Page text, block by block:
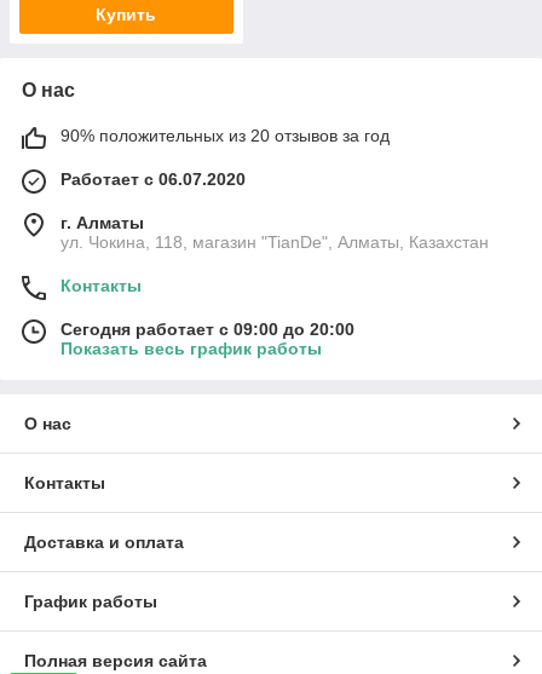
Купить
О нас
90% положительных из 20 отзывов за год
Работает с 06.07.2020
г. Алматы
ул. Чокина, 118, магазин "TianDe", Алматы, Казахстан
Контакты
Сегодня работает с 09:00 до 20:00
Показать весь график работы
О нас
Контакты
Доставка и оплата
График работы
Полная версия сайта